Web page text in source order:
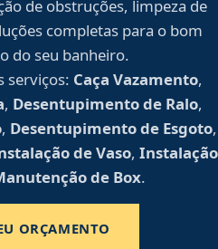
de obstruções, limpeza de
completas para o bom
do seu banheiro.
serviços: Caça Vazamento,
, Desentupimento de Ralo,
, Desentupimento de Esgoto,
de Vaso, Instalação
de Box.
ORÇAMENTO